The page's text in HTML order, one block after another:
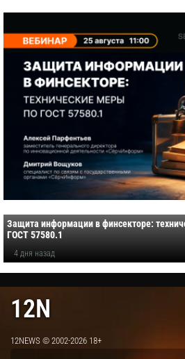
Защита информации в финсекторе:
ГОСТ 57580.1
4 дня назад
12N
12NEWS © 2002-2026 18+